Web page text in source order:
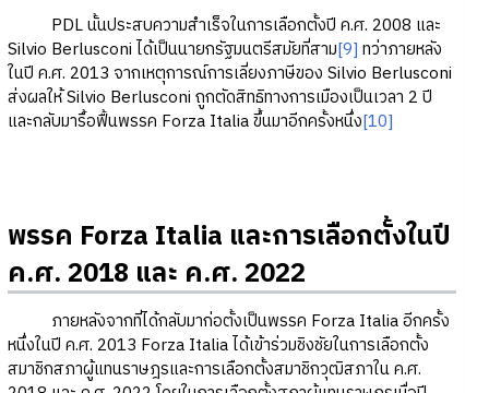
PDL นั้นประสบความสำเร็จในการเลือกตั้งปี ค.ศ. 2008 และ
Silvio Berlusconi ได้เป็นนายกรัฐมนตรีสมัยที่สาม[9] ทว่าภายหลัง
ในปี ค.ศ. 2013 จากเหตุการณ์การเลี่ยงภาษีของ Silvio Berlusconi
ส่งผลให้ Silvio Berlusconi ถูกตัดสิทธิทางการเมืองเป็นเวลา 2 ปี
และกลับมารื้อฟื้นพรรค Forza Italia ขึ้นมาอีกครั้งหนึ่ง[10]
พรรค Forza Italia และการเลือกตั้งในปี
ค.ศ. 2018 และ ค.ศ. 2022
ภายหลังจากที่ได้กลับมาก่อตั้งเป็นพรรค Forza Italia อีกครั้ง
หนึ่งในปี ค.ศ. 2013 Forza Italia ได้เข้าร่วมชิงชัยในการเลือกตั้ง
สมาชิกสภาผู้แทนราษฎรและการเลือกตั้งสมาชิกวุฒิสภาใน ค.ศ.